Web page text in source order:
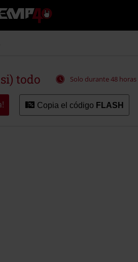
EMP
-
Música,
Merch
Ropa
Alternativa
todo Solo durante 48 horas
Copia el código FLASH